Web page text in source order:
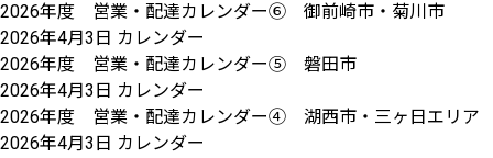
2026年度 営業・配達カレンダー⑥ 御前崎市・菊川市
2026年4月3日 カレンダー
2026年度 営業・配達カレンダー⑤ 磐田市
2026年4月3日 カレンダー
2026年度 営業・配達カレンダー④ 湖西市・三ヶ日エリア
2026年4月3日 カレンダー